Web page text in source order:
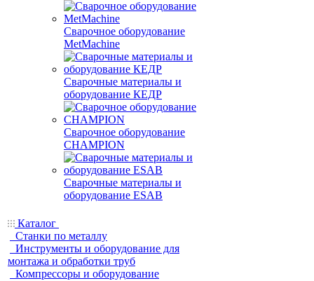
Сварочное оборудование
MetMachine
Сварочные материалы и
оборудование КЕДР
Сварочное оборудование
CHAMPION
Сварочные материалы и
оборудование ESAB
Каталог
Станки по металлу
Инструменты и оборудование для
монтажа и обработки труб
Компрессоры и оборудование